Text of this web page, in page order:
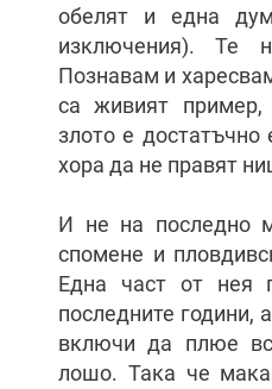
обелят и една
изключения). Те
Познавам и
са живият
злото е достатъчно
хора да не правят
И не на последно
спомене и
Една част от нея
последните години,
включи да плюе
лошо. Така че